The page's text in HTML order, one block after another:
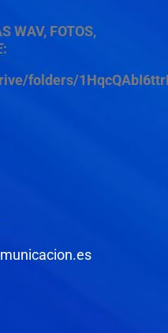
WAV,FOTOS,
:
folders/